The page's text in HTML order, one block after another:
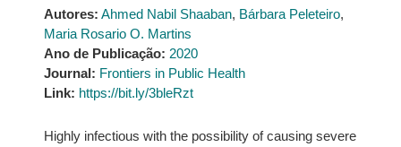
Autores: Ahmed Nabil Shaaban, Bárbara Peleteiro,
Maria Rosario O. Martins
Ano de Publicação: 2020
Journal: Frontiers in Public Health
Link: https://bit.ly/3bleRzt
Highly infectious with the possibility of causing severe